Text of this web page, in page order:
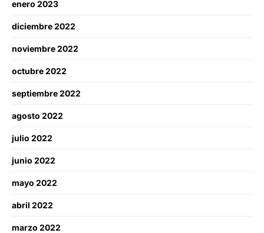
enero 2023
diciembre 2022
noviembre 2022
octubre 2022
septiembre 2022
agosto 2022
julio 2022
junio 2022
mayo 2022
abril 2022
marzo 2022